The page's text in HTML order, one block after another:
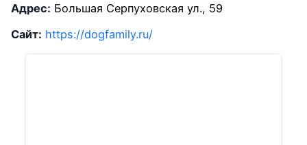
Адрес: Большая Серпуховская ул., 59
Сайт: https://dogfamily.ru/